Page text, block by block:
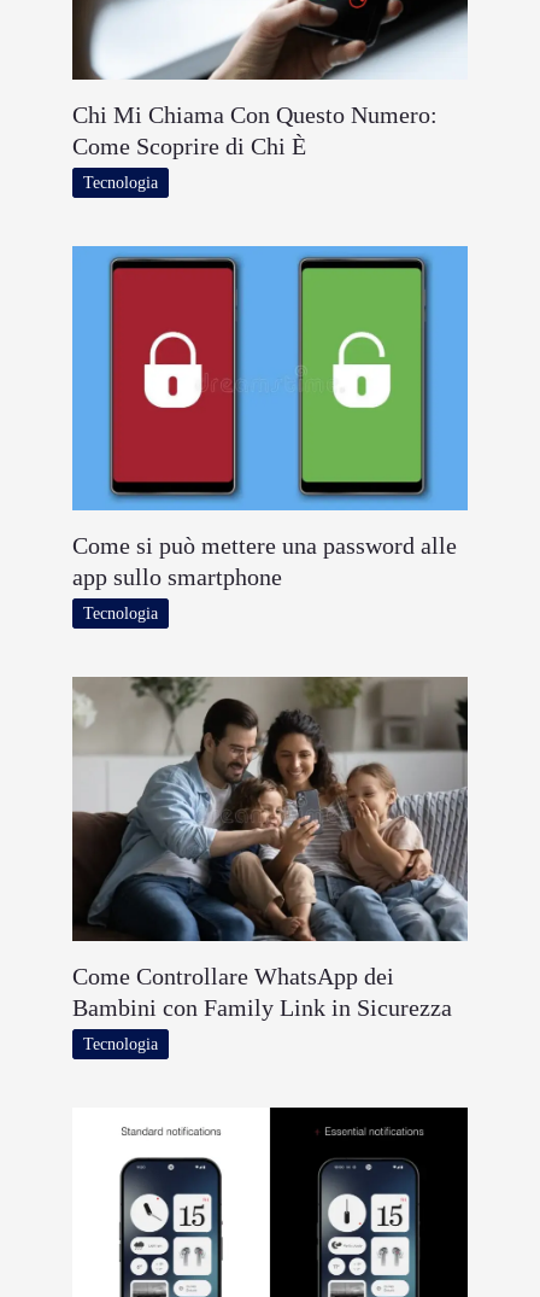
Chi Mi Chiama Con Questo Numero:
Come Scoprire di Chi È
Tecnologia
Come si può mettere una password alle
app sullo smartphone
Tecnologia
Come Controllare WhatsApp dei
Bambini con Family Link in Sicurezza
Tecnologia